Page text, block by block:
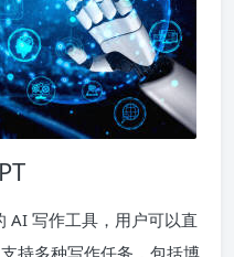
AI 写作工具，用户可以直
持多种写作任务，包括博